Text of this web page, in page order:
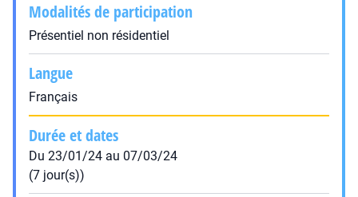
Modalités de participation
Présentiel non résidentiel
Langue
Français
Durée et dates
Du 23/01/24 au 07/03/24
(7 jour(s))